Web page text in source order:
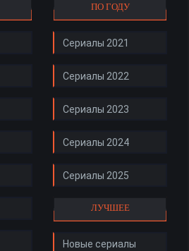
ПО ГОДУ
Сериалы 2021
Сериалы 2022
Сериалы 2023
Сериалы 2024
Сериалы 2025
ЛУЧШЕЕ
Новые сериалы